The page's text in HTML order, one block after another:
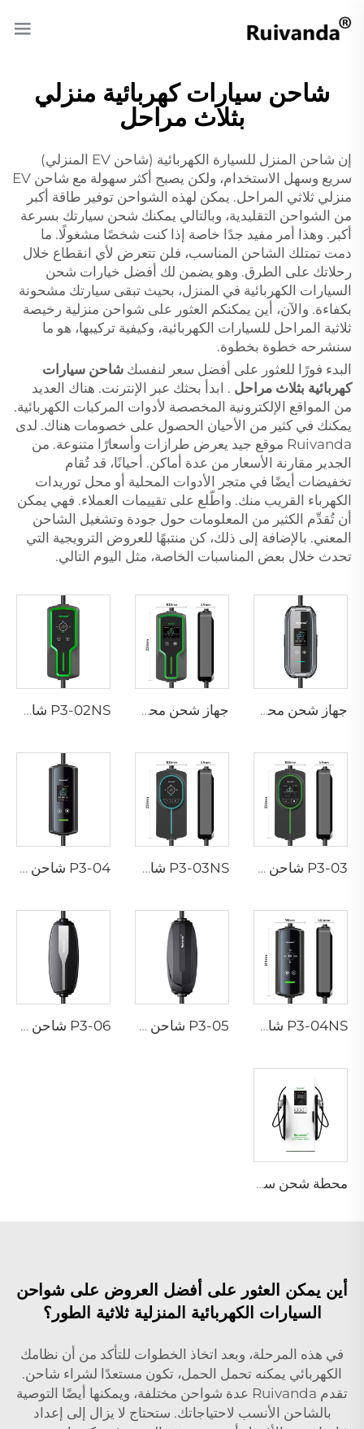
شاحن سيارات كهربائية منزلي
بثلاث مراحل
إن شاحن المنزل للسيارة الكهربائية (شاحن EV المنزلي)
سريع وسهل الاستخدام، ولكن يصبح أكثر سهولة مع شاحن EV
منزلي ثلاثي المراحل. يمكن لهذه الشواحن توفير طاقة أكبر
من الشواحن التقليدية، وبالتالي يمكنك شحن سيارتك بسرعة
أكبر. وهذا أمر مفيد جدًا خاصة إذا كنت شخصًا مشغولًا. ما
دمت تمتلك الشاحن المناسب، فلن تتعرض لأي انقطاع خلال
رحلاتك على الطرق. وهو يضمن لك أفضل خيارات شحن
السيارات الكهربائية في المنزل، بحيث تبقى سيارتك مشحونة
بكفاءة. والآن، أين يمكنكم العثور على شواحن منزلية رخيصة
ثلاثية المراحل للسيارات الكهربائية، وكيفية تركيبها، هو ما
سنشرحه خطوة بخطوة.
البدء فورًا للعثور على أفضل سعر لنفسك شاحن سيارات
كهربائية بثلاث مراحل . ابدأ بحثك عبر الإنترنت. هناك العديد
من المواقع الإلكترونية المخصصة لأدوات المركبات الكهربائية.
يمكنك في كثير من الأحيان الحصول على خصومات هناك. لدى
Ruivanda موقع جيد يعرض طرازات وأسعارًا متنوعة. من
الجدير مقارنة الأسعار من عدة أماكن. أحيانًا، قد تُقام
تخفيضات أيضًا في متجر الأدوات المحلية أو محل توريدات
الكهرباء القريب منك. واطّلع على تقييمات العملاء. فهي يمكن
أن تُقدِّم الكثير من المعلومات حول جودة وتشغيل الشاحن
المعني. بالإضافة إلى ذلك، كن منتبهًا للعروض الترويجية التي
تحدث خلال بعض المناسبات الخاصة، مثل اليوم التالي.
جهاز شحن محمول P3-01 لمركبات EV جهاز شحن محمول P3-02 لمركبات EV P3-02NS شاحن محمول لسيارات EV
P3-03 شاحن محمول لسيارات EV P3-03NS شاحن محمول لسيارات EV P3-04 شاحن محمول لسيارات EV
P3-04NS شاحن محمول لسيارات EV P3-05 شاحن محمول لسيارات EV P3-06 شاحن محمول لسيارات EV
محطة شحن سيارات PEV-01 DC الكهربائية
أين يمكن العثور على أفضل العروض على شواحن
السيارات الكهربائية المنزلية ثلاثية الطور؟
في هذه المرحلة، وبعد اتخاذ الخطوات للتأكد من أن نظامك
الكهربائي يمكنه تحمل الحمل، تكون مستعدًا لشراء شاحن.
تقدم Ruivanda عدة شواحن مختلفة، ويمكنها أيضًا التوصية
بالشاحن الأنسب لاحتياجاتك. ستحتاج لا يزال إلى إعداد